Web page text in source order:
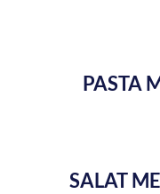
PASTA
SALAT